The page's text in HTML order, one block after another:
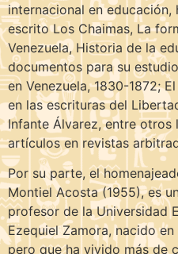
internacional en
escrito Los Chaimas, La
Venezuela, Historia de la
documentos para su
en Venezuela, 1830-1872;
en las escrituras del
Infante Álvarez, entre
artículos en revistas
Por su parte, el
Montiel Acosta (1955), es
profesor de la Universidad
Ezequiel Zamora, nacido
pero que ha vivido más de